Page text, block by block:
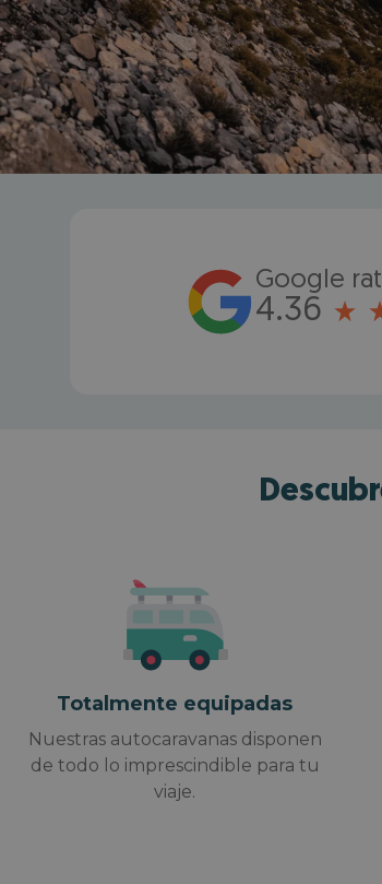
Google
4.36
Totalmente equipadas
Nuestras autocaravanas disponen
de todo lo imprescindible para tu
viaje.